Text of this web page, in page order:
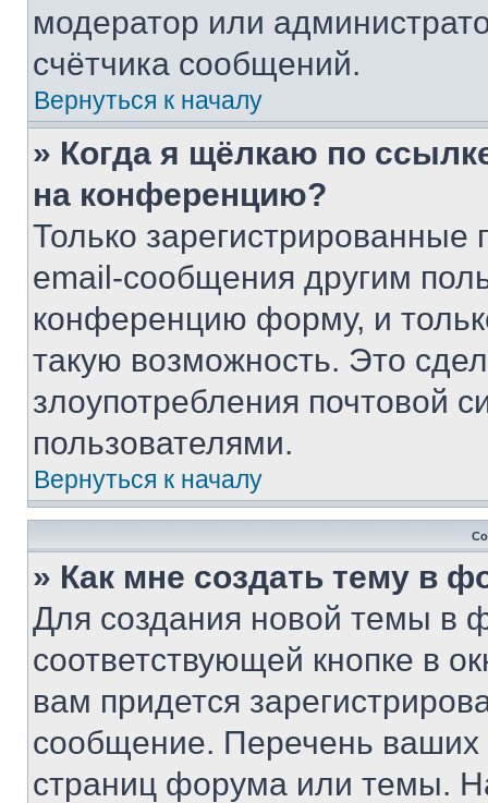
модератор или
счётчика сообщений.
Вернуться к началу
» Когда я щёлкаю по
на конференцию?
Только зарегистрированные
email-сообщения другим
конференцию форму, и
такую возможность. Это
злоупотребления почтовой
пользователями.
Вернуться к началу
» Как мне создать тему в
Для создания новой темы в
соответствующей кнопке в
вам придется
сообщение. Перечень ваших
страниц форума или темы.